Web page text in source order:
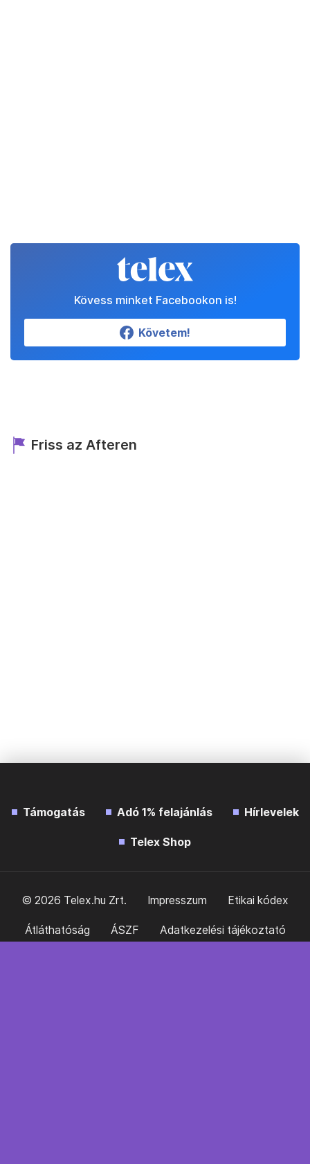
Kövess minket Facebookon is!
Követem!
Friss az Afteren
Támogatás Adó 1% felajánlás Hírlevelek
Telex Shop
© 2026 Telex.hu Zrt. Impresszum Etikai kódex
Átláthatóság ÁSZF Adatkezelési tájékoztató